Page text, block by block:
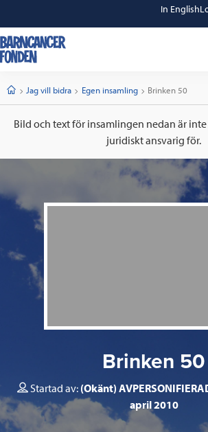
In English
StartJag vill bidra Egen insamling Current:
Brinken 50
Bild och text för insamlingen nedan är
juridiskt ansvarig för.
Brinken 50
Startad av: (Okänt)
april 2010